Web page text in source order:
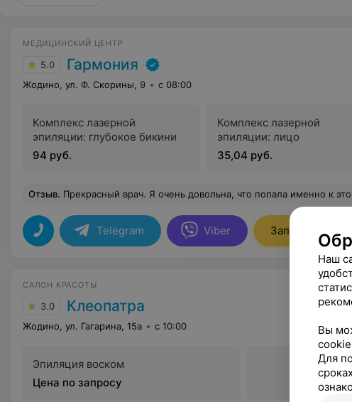
МЕДИЦИНСКИЙ ЦЕНТР
5.0 Гармония
Жодино, ул. Ф. Скорины, 9 с 08:00
Комплекс лазерной
эпиляции: глубокое бикини
94 руб.
Комплекс лазерной
эпиляции: лицо
35,04 руб.
Отзыв. Прекрасный врач. Я очень довольна, что попала именно к этому врачу - проктологу. Если ещё когда - нибудь возникнут подобные проблемы, то
Telegram Viber Записаться
САЛОН КРАСОТЫ
3.0 Клеопатра
Жодино, ул. Гагарина, 15а с 10:00
Эпиляция воском
Цена по запросу
Все
Наш
Вы
Для